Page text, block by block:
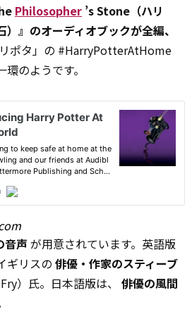
Philosopher ’s Stone（ハリ
』のオーディオブックが全編、
ポタ」の #HarryPotterAtHome
のようです。
音声 が用意されています。英語版
ギリスの 俳優・作家のスティーブ
）氏。日本語版は、 俳優の風間